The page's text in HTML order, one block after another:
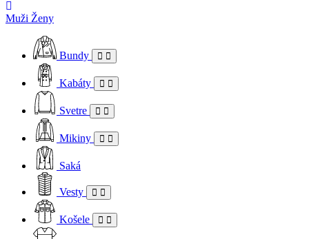
Muži Ženy
Bundy
Kabáty
Svetre
Mikiny
Saká
Vesty
Košele